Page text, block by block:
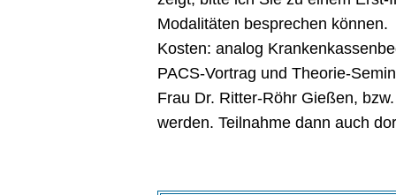
Modalitäten besprechen können.
Kosten: analog
PACS-Vortrag und Theorie-
Frau Dr. Ritter-Röhr Gießen,
werden. Teilnahme dann auch